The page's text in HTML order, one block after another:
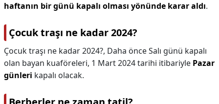
haftanın bir günü kapalı olması yönünde karar aldı.
Çocuk traşı ne kadar 2024?
Çocuk traşı ne kadar 2024?, Daha önce Salı günü kapalı
olan bayan kuaföreleri, 1 Mart 2024 tarihi itibariyle Pazar
günleri kapalı olacak.